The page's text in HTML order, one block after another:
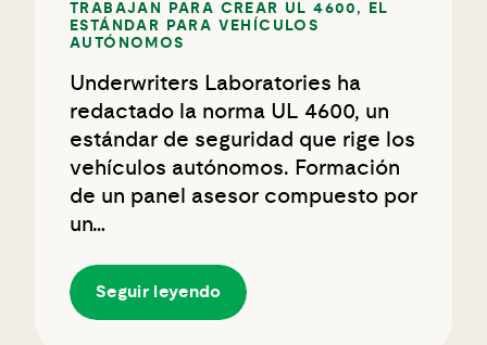
TRABAJAN PARA CREAR UL 4600, EL
ESTÁNDAR PARA VEHÍCULOS
AUTÓNOMOS
Underwriters Laboratories ha
redactado la norma UL 4600, un
estándar de seguridad que rige los
vehículos autónomos. Formación
de un panel asesor compuesto por
un…
Seguir leyendo